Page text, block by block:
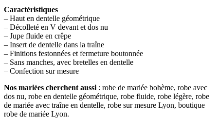
Caractéristiques
– Haut en dentelle géométrique
– Décolleté en V devant et dos nu
– Jupe fluide en crêpe
– Insert de dentelle dans la traîne
– Finitions festonnées et fermeture boutonnée
– Sans manches, avec bretelles en dentelle
– Confection sur mesure
Nos mariées cherchent aussi : robe de mariée bohème, robe avec
dos nu, robe en dentelle géométrique, robe fluide, robe légère, robe
de mariée avec traîne en dentelle, robe sur mesure Lyon, boutique
robe de mariée Lyon.